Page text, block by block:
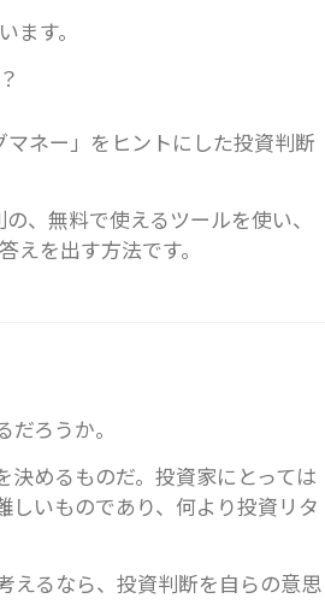
す。
ネー」をヒントにした投資判断
、無料で使えるツールを使い、
えを出す方法です。
ろうか。
めるものだ。投資家にとっては
しいものであり、何より投資リタ
えるなら、投資判断を自らの意思